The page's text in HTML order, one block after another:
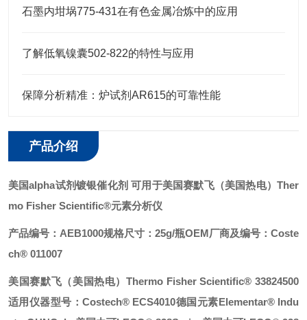
石墨内坩埚775-431在有色金属冶炼中的应用
了解低氧镍囊502-822的特性与应用
保障分析精准：炉试剂AR615的可靠性能
产品介绍
美国alpha试剂镀银催化剂 可用于美国赛默飞（美国热电）Ther
mo Fisher Scientific®元素分析仪
产品编号：AEB1000规格尺寸：25g/瓶OEM厂商及编号： Coste
ch® 011007
美国赛默飞（美国热电）Thermo Fisher Scientific® 33824500
适用仪器型号： Costech® ECS4010德国元素Elementar® Indu